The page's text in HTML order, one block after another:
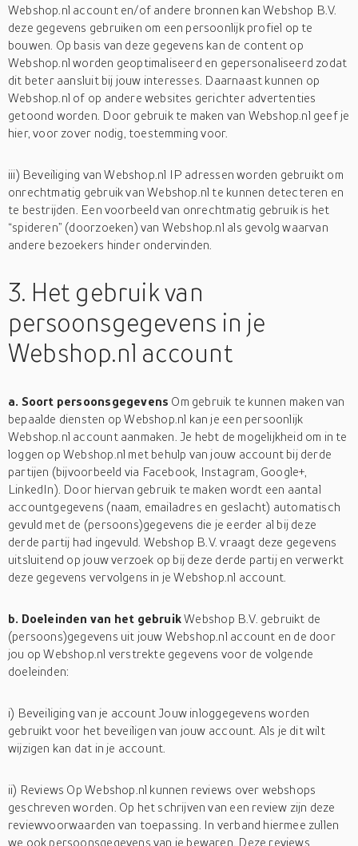
Webshop.nl account en/of andere bronnen kan Webshop B.V.
deze gegevens gebruiken om een persoonlijk profiel op te
bouwen. Op basis van deze gegevens kan de content op
Webshop.nl worden geoptimaliseerd en gepersonaliseerd zodat
dit beter aansluit bij jouw interesses. Daarnaast kunnen op
Webshop.nl of op andere websites gerichter advertenties
getoond worden. Door gebruik te maken van Webshop.nl geef je
hier, voor zover nodig, toestemming voor.
iii) Beveiliging van Webshop.nl IP adressen worden gebruikt om
onrechtmatig gebruik van Webshop.nl te kunnen detecteren en
te bestrijden. Een voorbeeld van onrechtmatig gebruik is het
“spideren” (doorzoeken) van Webshop.nl als gevolg waarvan
andere bezoekers hinder ondervinden.
3. Het gebruik van
persoonsgegevens in je
Webshop.nl account
a. Soort persoonsgegevens Om gebruik te kunnen maken van
bepaalde diensten op Webshop.nl kan je een persoonlijk
Webshop.nl account aanmaken. Je hebt de mogelijkheid om in te
loggen op Webshop.nl met behulp van jouw account bij derde
partijen (bijvoorbeeld via Facebook, Instagram, Google+,
LinkedIn). Door hiervan gebruik te maken wordt een aantal
accountgegevens (naam, emailadres en geslacht) automatisch
gevuld met de (persoons)gegevens die je eerder al bij deze
derde partij had ingevuld. Webshop B.V. vraagt deze gegevens
uitsluitend op jouw verzoek op bij deze derde partij en verwerkt
deze gegevens vervolgens in je Webshop.nl account.
b. Doeleinden van het gebruikWebshop B.V. gebruikt de
(persoons)gegevens uit jouw Webshop.nl account en de door
jou op Webshop.nl verstrekte gegevens voor de volgende
doeleinden:
i) Beveiliging van je account Jouw inloggegevens worden
gebruikt voor het beveiligen van jouw account. Als je dit wilt
wijzigen kan dat in je account.
ii) Reviews Op Webshop.nl kunnen reviews over webshops
geschreven worden. Op het schrijven van een review zijn deze
reviewvoorwaarden van toepassing. In verband hiermee zullen
we ook persoonsgegevens van je bewaren. Deze reviews